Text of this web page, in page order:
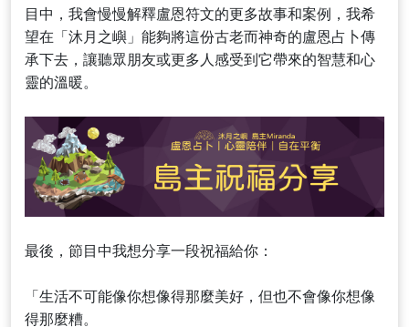
目中，我會慢慢解釋盧恩符文的更多故事和案例，我希
望在「沐月之嶼」能夠將這份古老而神奇的盧恩占卜傳
承下去，讓聽眾朋友或更多人感受到它帶來的智慧和心
靈的溫暖。
最後，節目中我想分享一段祝福給你：
「生活不可能像你想像得那麼美好，但也不會像你想像
得那麼糟。